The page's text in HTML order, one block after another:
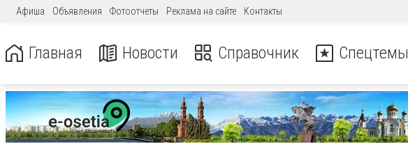
Афиша Объявления Фотоотчеты Реклама на сайте Контакты
Главная Новости Справочник Спецтемы